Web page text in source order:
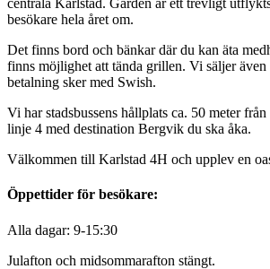
centrala Karlstad. Gården är ett trevligt
besökare hela året om.
Det finns bord och bänkar där du kan äta
finns möjlighet att tända grillen. Vi säljer
betalning sker med Swish.
Vi har stadsbussens hållplats ca. 50 meter
linje 4 med destination Bergvik du ska åka.
Välkommen till Karlstad 4H och upplev en
Öppettider för besökare:
Alla dagar: 9-15:30
Julafton och midsommarafton stängt.